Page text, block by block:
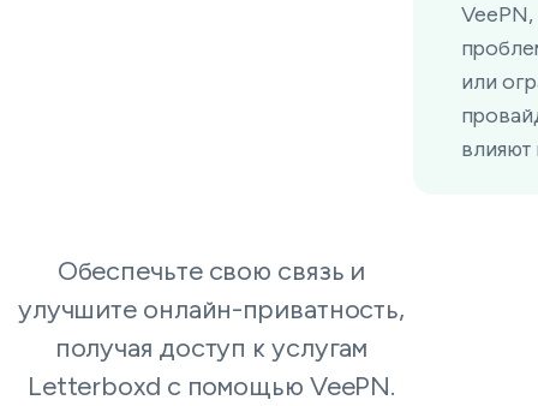
или
влияют
Обеспечьте свою связь и
улучшите онлайн-приватность,
получая доступ к услугам
Letterboxd с помощью VeePN.